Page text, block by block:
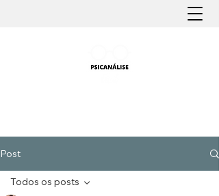
Post
Todos os posts